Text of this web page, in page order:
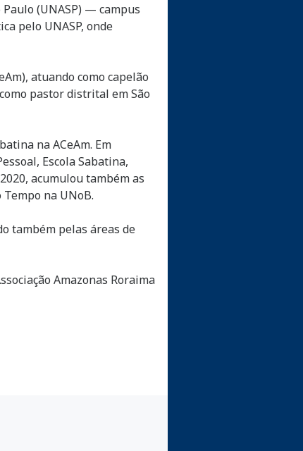
(UNASP) — campus
pelo UNASP, onde
atuando como capelão
pastor distrital em São
na ACeAm. Em
Escola Sabatina,
acumulou também as
na UNoB.
também pelas áreas de
Amazonas Roraima